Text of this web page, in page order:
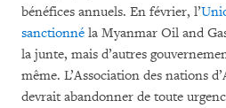
bénéfices annuels. En février, l’
sanctionné la Myanmar Oil and
la junte, mais d’autres
même. L’Association des nations
devrait abandonner de toute